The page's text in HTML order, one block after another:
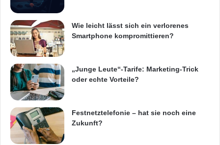
Wie leicht lässt sich ein verlorenes
Smartphone kompromittieren?
„Junge Leute“-Tarife: Marketing-Trick
oder echte Vorteile?
Festnetztelefonie – hat sie noch eine
Zukunft?